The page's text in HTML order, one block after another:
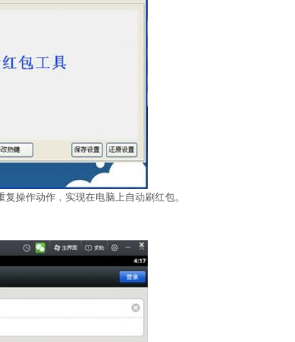
操作动作，实现在电脑上自动刷红包。